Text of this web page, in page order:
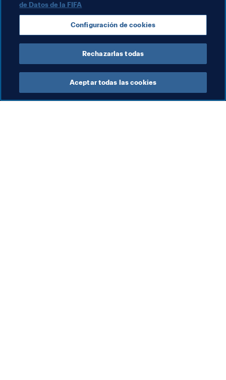
Temas relacionados
USA
de Datos de la FIFA
Configuración de cookies
Rechazarlas todas
Aceptar todas las cookies